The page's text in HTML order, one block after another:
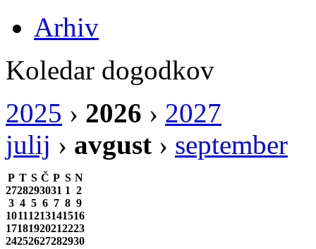
Arhiv
Koledar dogodkov
2025 › 2026 › 2027
julij › avgust › september
P T S Č P S N
2728293031 1 2
3 4 5 6 7 8 9
10111213141516
17181920212223
24252627282930